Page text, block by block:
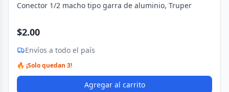
Conector 1/2 macho tipo garra de aluminio, Truper
$2.00
Envíos a todo el país
🔥 ¡Solo quedan 3!
Agregar al carrito